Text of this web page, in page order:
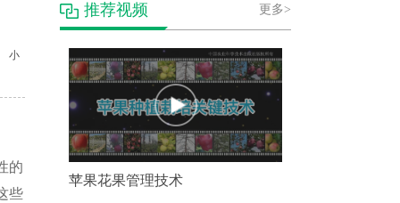
小
的
些
更多>
推荐视频
苹果花果管理技术